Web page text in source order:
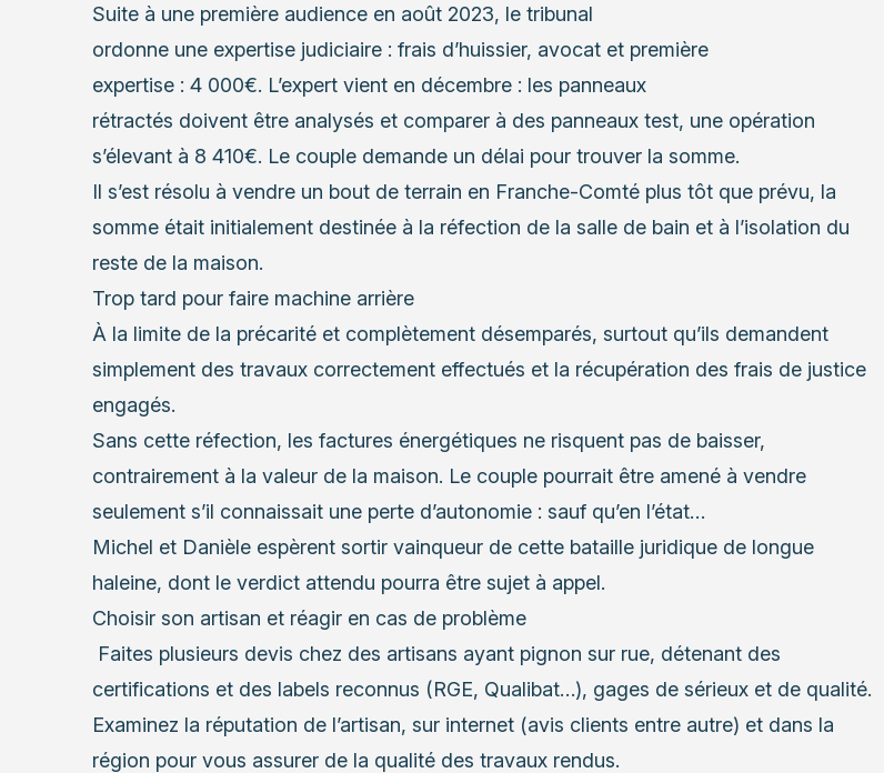
Suite à une première audience en août 2023, le tribunal
ordonne une expertise judiciaire : frais d’huissier, avocat et première
expertise : 4 000€. L’expert vient en décembre : les panneaux
rétractés doivent être analysés et comparer à des panneaux test, une opération
s’élevant à 8 410€. Le couple demande un délai pour trouver la somme.
Il s’est résolu à vendre un bout de terrain en Franche-Comté plus tôt que prévu, la
somme était initialement destinée à la réfection de la salle de bain et à l’isolation du
reste de la maison.
Trop tard pour faire machine arrière
À la limite de la précarité et complètement désemparés, surtout qu’ils demandent
simplement des travaux correctement effectués et la récupération des frais de justice
engagés.
Sans cette réfection, les factures énergétiques ne risquent pas de baisser,
contrairement à la valeur de la maison. Le couple pourrait être amené à vendre
seulement s’il connaissait une perte d’autonomie : sauf qu’en l’état…
Michel et Danièle espèrent sortir vainqueur de cette bataille juridique de longue
haleine, dont le verdict attendu pourra être sujet à appel.
Choisir son artisan et réagir en cas de problème
Faites plusieurs devis chez des artisans ayant pignon sur rue, détenant des
certifications et des labels reconnus (RGE, Qualibat…), gages de sérieux et de qualité.
Examinez la réputation de l’artisan, sur internet (avis clients entre autre) et dans la
région pour vous assurer de la qualité des travaux rendus.